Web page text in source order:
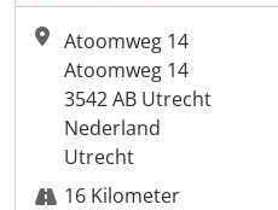
Atoomweg 14
Atoomweg 14
3542 AB Utrecht
Nederland
Utrecht
16 Kilometer